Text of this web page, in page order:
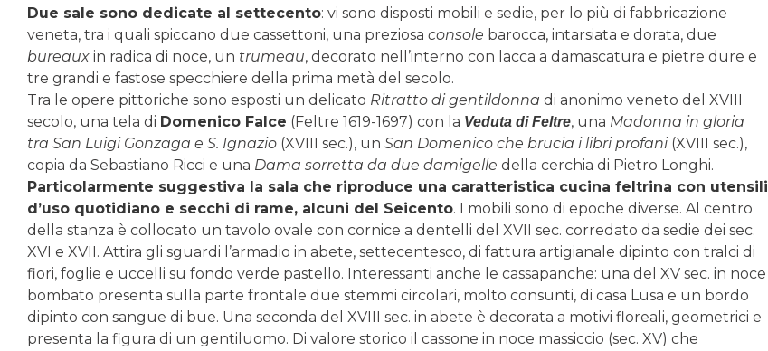
Due sale sono dedicate al settecento: vi sono disposti mobili e sedie, per lo più di fabbricazione
veneta, tra i quali spiccano due cassettoni, una preziosa console barocca, intarsiata e dorata, due
bureaux in radica di noce, un trumeau, decorato nell’interno con lacca a damascatura e pietre dure e
tre grandi e fastose specchiere della prima metà del secolo.
Tra le opere pittoriche sono esposti un delicato Ritratto di gentildonna di anonimo veneto del XVIII
secolo, una tela di Domenico Falce (Feltre 1619-1697) con la Veduta di Feltre, una Madonna in gloria
tra San Luigi Gonzaga e S. Ignazio (XVIII sec.), un San Domenico che brucia i libri profani(XVIII sec.),
copia da Sebastiano Ricci e una Dama sorretta da due damigelle della cerchia di Pietro Longhi.
Particolarmente suggestiva la sala che riproduce una caratteristica cucina feltrina con utensili
d’uso quotidiano e secchi di rame, alcuni del Seicento. I mobili sono di epoche diverse. Al centro
della stanza è collocato un tavolo ovale con cornice a dentelli del XVII sec. corredato da sedie dei sec.
XVI e XVII. Attira gli sguardi l’armadio in abete, settecentesco, di fattura artigianale dipinto con tralci di
fiori, foglie e uccelli su fondo verde pastello. Interessanti anche le cassapanche: una del XV sec. in noce
bombato presenta sulla parte frontale due stemmi circolari, molto consunti, di casa Lusa e un bordo
dipinto con sangue di bue. Una seconda del XVIII sec. in abete è decorata a motivi floreali, geometrici e
presenta la figura di un gentiluomo. Di valore storico il cassone in noce massiccio (sec. XV) che